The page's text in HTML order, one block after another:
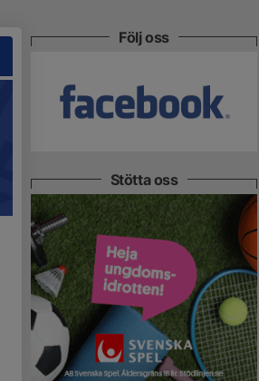
Följ oss
Stötta oss